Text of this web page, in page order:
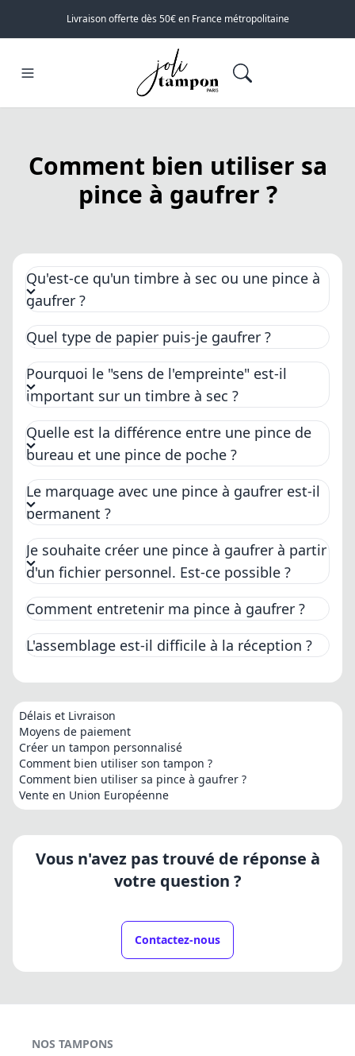
Livraison offerte dès 50€ en France métropolitaine
Comment bien utiliser sa
pince à gaufrer ?
Délais et Livraison
Moyens de paiement
Créer un tampon personnalisé
Comment bien utiliser son tampon ?
Comment bien utiliser sa pince à gaufrer ?
Vente en Union Européenne
Qu'est-ce qu'un timbre à sec ou une pince à
gaufrer ?
Quel type de papier puis-je gaufrer ?
Pourquoi le "sens de l'empreinte" est-il
important sur un timbre à sec ?
Quelle est la différence entre une pince de
bureau et une pince de poche ?
Le marquage avec une pince à gaufrer est-il
permanent ?
Je souhaite créer une pince à gaufrer à partir
d'un fichier personnel. Est-ce possible ?
Comment entretenir ma pince à gaufrer ?
L'assemblage est-il difficile à la réception ?
Vous n'avez pas trouvé de réponse à
votre question ?
Contactez-nous
NOS TAMPONS